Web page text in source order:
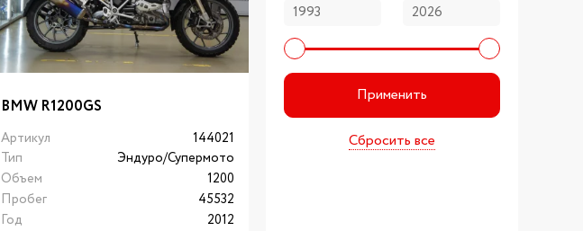
BMW R1200GS
Артикул
144021
Тип
Эндуро/Супермото
Объем
1200
Пробег
45532
Год
2012
Применить
Сбросить все